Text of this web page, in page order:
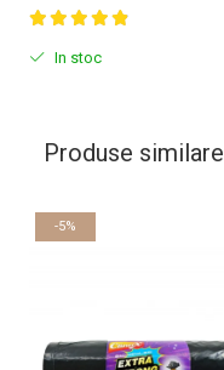
In stoc
Produse similare
-5%